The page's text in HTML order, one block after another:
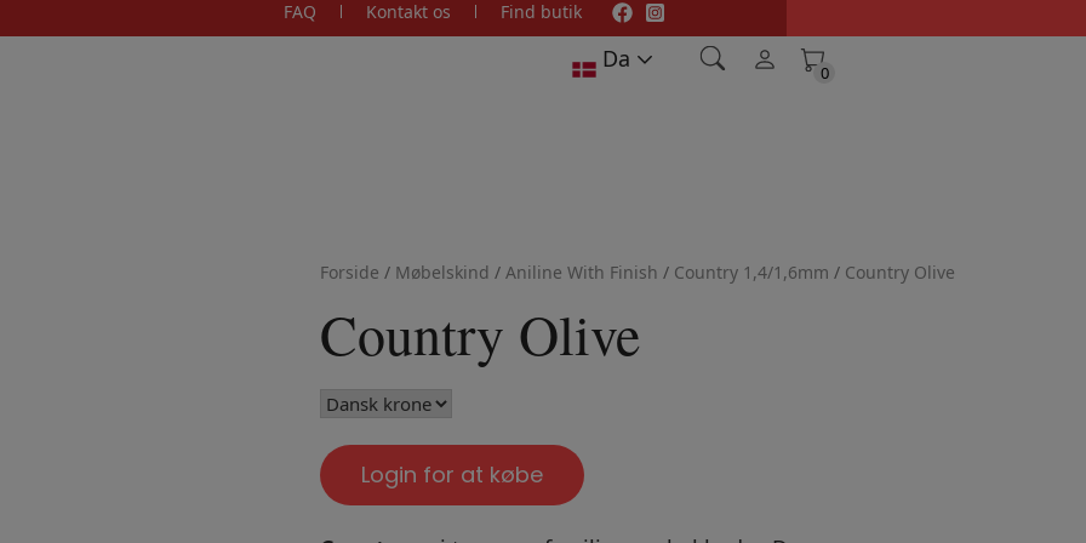
FAQ Kontakt os Find butik
Da 0
0
Forside / Møbelskind / Aniline With Finish / Country 1,4/1,6mm / Country Olive
Country Olive
Login for at købe